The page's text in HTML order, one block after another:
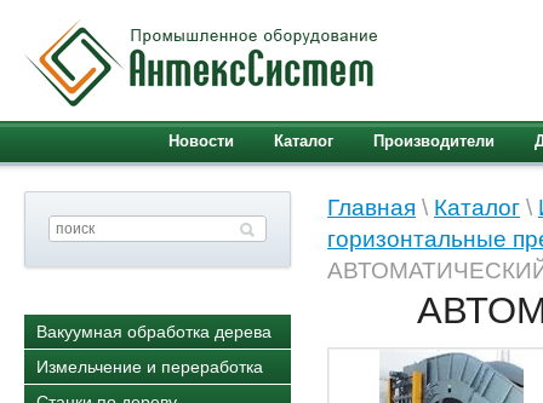
Новости Каталог Производители
Вакуумная обработка дерева
Измельчение и переработка
Главная \ Каталог \
горизонтальные